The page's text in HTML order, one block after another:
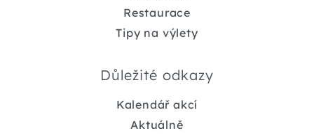
Restaurace
Tipy na výlety
Důležité odkazy
Kalendář akcí
Aktuálně